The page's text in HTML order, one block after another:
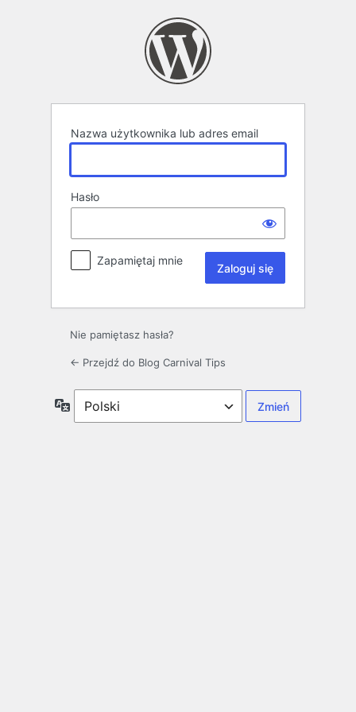
Nazwa użytkownika lub adres email
Hasło
Zapamiętaj mnie
Nie pamiętasz hasła?
← Przejdź do Blog Carnival Tips
Język